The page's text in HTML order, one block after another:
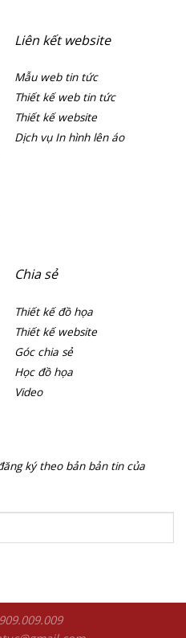
Liên kết website
Mẫu web tin tức
Thiết kế web tin tức
Thiết kế website
Dịch vụ In hình lên áo
Chia sẻ
Thiết kế đồ họa
Thiết kế website
Góc chia sẻ
Học đồ họa
Video
ký theo bản bản tin của